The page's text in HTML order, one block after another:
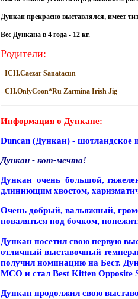
Дункан прекрасно выставлялся, имеет
Вес Дункана в 4 года - 12 кг.
Родители:
- ICH.Caezar Sanatacun
- CH.OnlyCoon*Ru Zarmina Irish Jig
Информация о Дункане:
Duncan (Дункан) - шотландское
Дункан - кот-мечта!
Дункан очень большой,
длиннющим хвостом,
Очень добрый, вальяжный,
поваляться под бочком,
Дункан посетил свою первую
отличный выставочный
получил номинацию на Бест.
МСО и стал Best Kitten Opposite
Дункан продолжил свою